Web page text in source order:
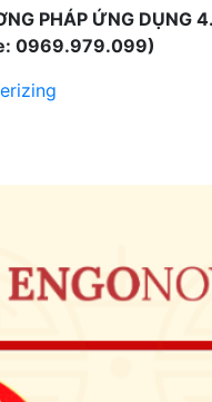
PHÁP ỨNG DỤNG
0969.979.099)